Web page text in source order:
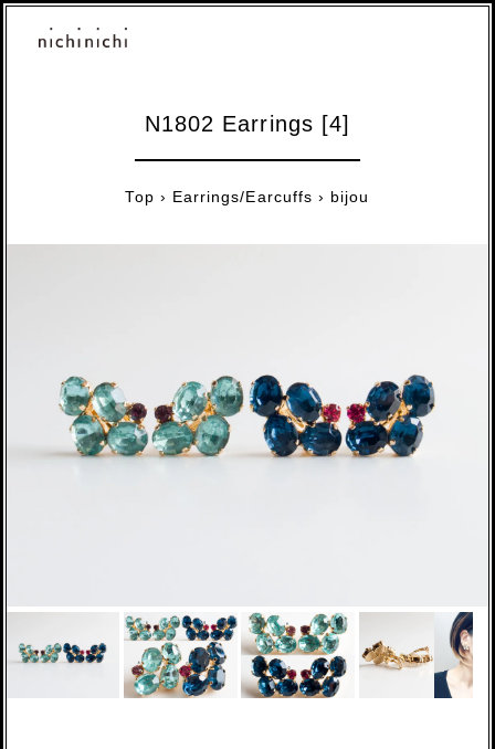
N1802 Earrings [4]
Top › Earrings/Earcuffs › bijou